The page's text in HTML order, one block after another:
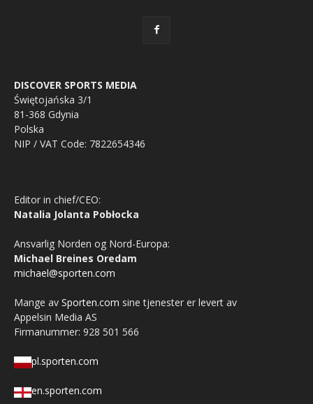
DISCOVER SPORTS MEDIA
Świętojańska 3/1
81-368 Gdynia
Polska
NIP / VAT Code: 7822654346
Editor in chief/CEO:
Natalia Jolanta Pobłocka
Ansvarlig Norden og Nord-Europa:
Michael Breines Oredam
michael@sporten.com
Mange av Sporten.com sine tjenester er levert av
Appelsin Media AS
Firmanummer: 928 501 566
pl.sporten.com
en.sporten.com